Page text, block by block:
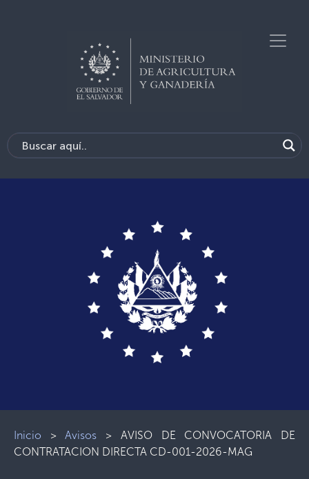
Inicio >Avisos > AVISO DE CONVOCATORIA DE
CONTRATACION DIRECTA CD-001-2026-MAG